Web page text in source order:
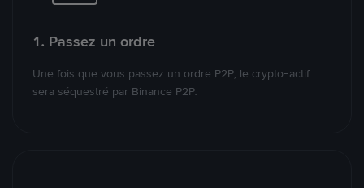
1. Passez un ordre
Une fois que vous passez un ordre P2P, le crypto-actif
sera séquestré par Binance P2P.